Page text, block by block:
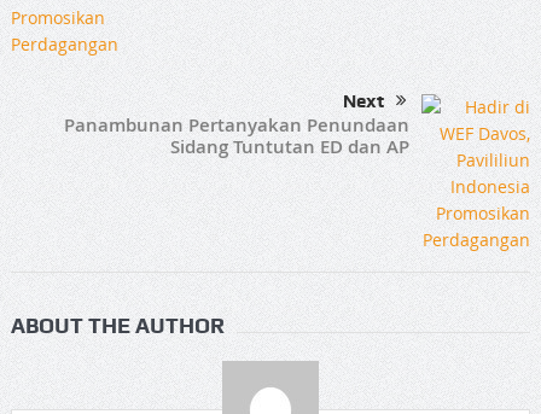
Next
Panambunan Pertanyakan Penundaan
Sidang Tuntutan ED dan AP
ABOUT THE AUTHOR